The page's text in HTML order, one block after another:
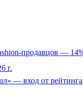
продавцов —
г.
— вход от рейтинга